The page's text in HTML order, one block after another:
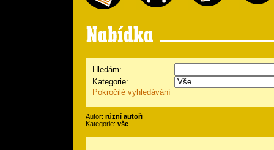
Hledám:
Kategorie:
Pokročilé vyhledávání
Autor: různí autoři
Kategorie: vše